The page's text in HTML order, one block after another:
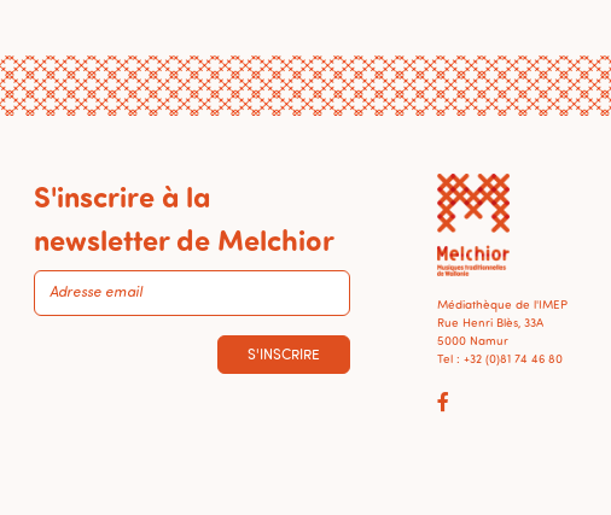
S'inscrire à la
newsletter de Melchior
S'INSCRIRE
Médiathèque de l'IMEP
Rue Henri Blès, 33A
5000 Namur
Tel : +32 (0)81 74 46 80